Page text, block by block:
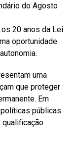
do Agosto
20 anos da Lei
oportunidade
uma
que proteger
Em
públicas
qualificação